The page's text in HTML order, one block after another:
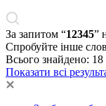
За запитом “12345”
Спробуйте інше
Всього знайдено: 18
Показати всі